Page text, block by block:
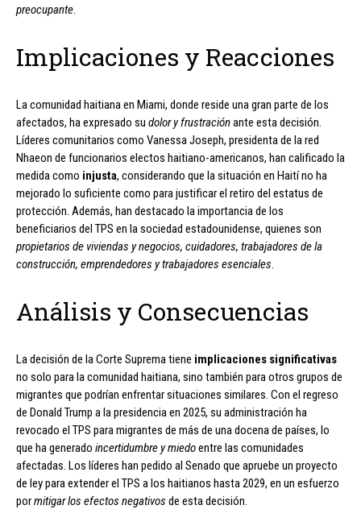
preocupante
Implicaciones y Reacciones
La comunidad haitiana en Miami, donde reside una gran parte de los
afectados, ha expresado su dolor y frustraciónante esta decisión.
Líderes comunitarios como Vanessa Joseph, presidenta de la red
Nhaeon de funcionarios electos haitiano-americanos, han calificado la
medida como injusta, considerando que la situación en Haití no ha
mejorado lo suficiente como para justificar el retiro del estatus de
protección. Además, han destacado la importancia de los
beneficiarios del TPS en la sociedad estadounidense, quienes son
propietarios de viviendas y negocios, cuidadores, trabajadores de la
construcción, emprendedores y trabajadores esenciales
Análisis y Consecuencias
La decisión de la Corte Suprema tiene implicaciones significativas
no solo para la comunidad haitiana, sino también para otros grupos de
migrantes que podrían enfrentar situaciones similares. Con el regreso
de Donald Trump a la presidencia en 2025, su administración ha
revocado el TPS para migrantes de más de una docena de países, lo
que ha generado incertidumbre y miedoentre las comunidades
afectadas. Los líderes han pedido al Senado que apruebe un proyecto
de ley para extender el TPS a los haitianos hasta 2029, en un esfuerzo
pormitigar los efectos negativos de esta decisión.